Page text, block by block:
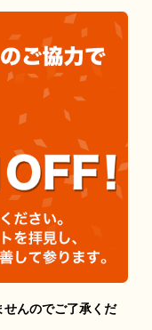
んのでご了承くだ